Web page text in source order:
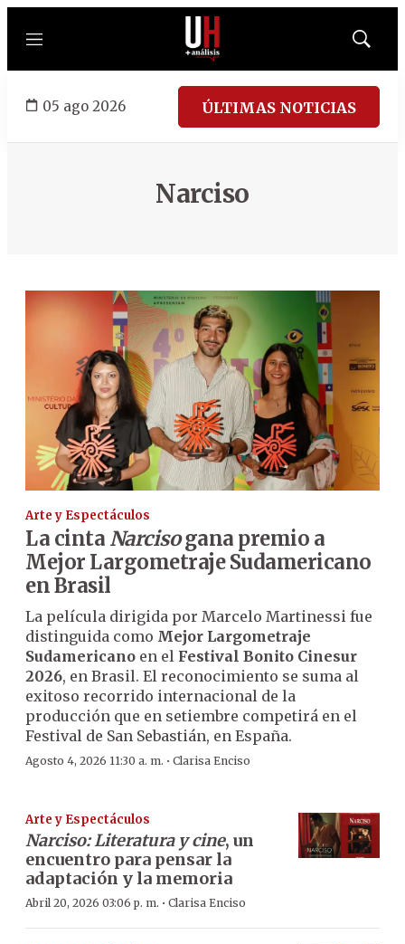
Menú
Mostrar
05 ago 2026 ÚLTIMAS NOTICIAS
Narciso
Arte y Espectáculos
La cinta Narcisogana premio a
Mejor Largometraje Sudamericano
en Brasil
La película dirigida por Marcelo Martinessi fue
distinguida como Mejor Largometraje
Sudamericano en el Festival Bonito Cinesur
2026, en Brasil. El reconocimiento se suma al
exitoso recorrido internacional de la
producción que en setiembre competirá en el
Festival de San Sebastián, en España.
Agosto 4, 2026 11:30 a. m. · Clarisa Enciso
Arte y Espectáculos
Narciso: Literatura y cine, un
encuentro para pensar la
adaptación y la memoria
Abril 20, 2026 03:06 p. m. · Clarisa Enciso